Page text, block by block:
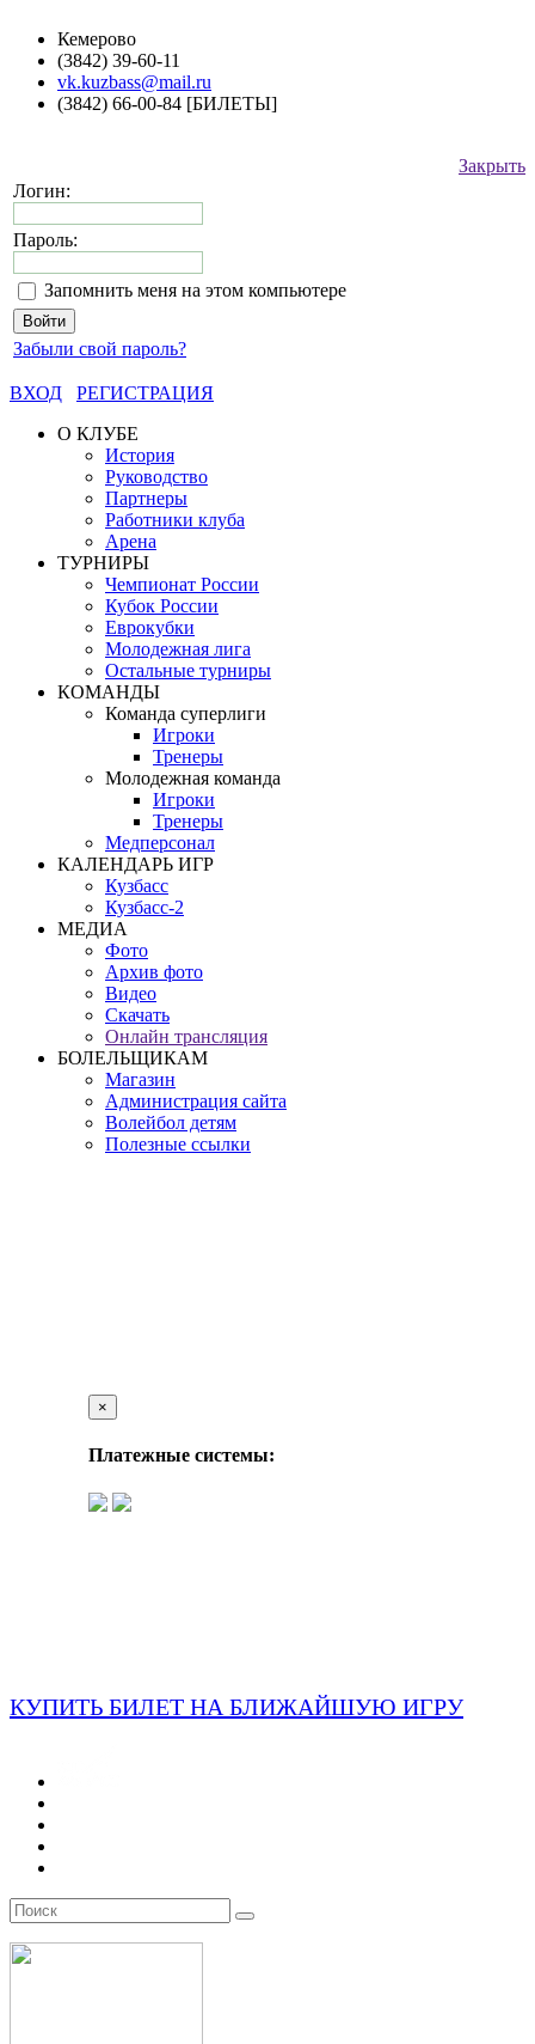
Кемерово
(3842) 39-60-11
vk.kuzbass@mail.ru
(3842) 66-00-84 [БИЛЕТЫ]
Закрыть
Логин:
Пароль:
Запомнить меня на этом компьютере
Забыли свой пароль?
ВХОД
РЕГИСТРАЦИЯ
О КЛУБЕ
История
Руководство
Партнеры
Работники клуба
Арена
ТУРНИРЫ
Чемпионат России
Кубок России
Еврокубки
Молодежная лига
Остальные турниры
КОМАНДЫ
Команда суперлиги
Игроки
Тренеры
Молодежная команда
Игроки
Тренеры
Медперсонал
КАЛЕНДАРЬ ИГР
Кузбасс
Кузбасс-2
МЕДИА
Фото
Архив фото
Видео
Скачать
Онлайн трансляция
БОЛЕЛЬЩИКАМ
Магазин
Администрация сайта
Волейбол детям
Полезные ссылки
×
Платежные системы:
КУПИТЬ БИЛЕТ НА БЛИЖАЙШУЮ ИГРУ